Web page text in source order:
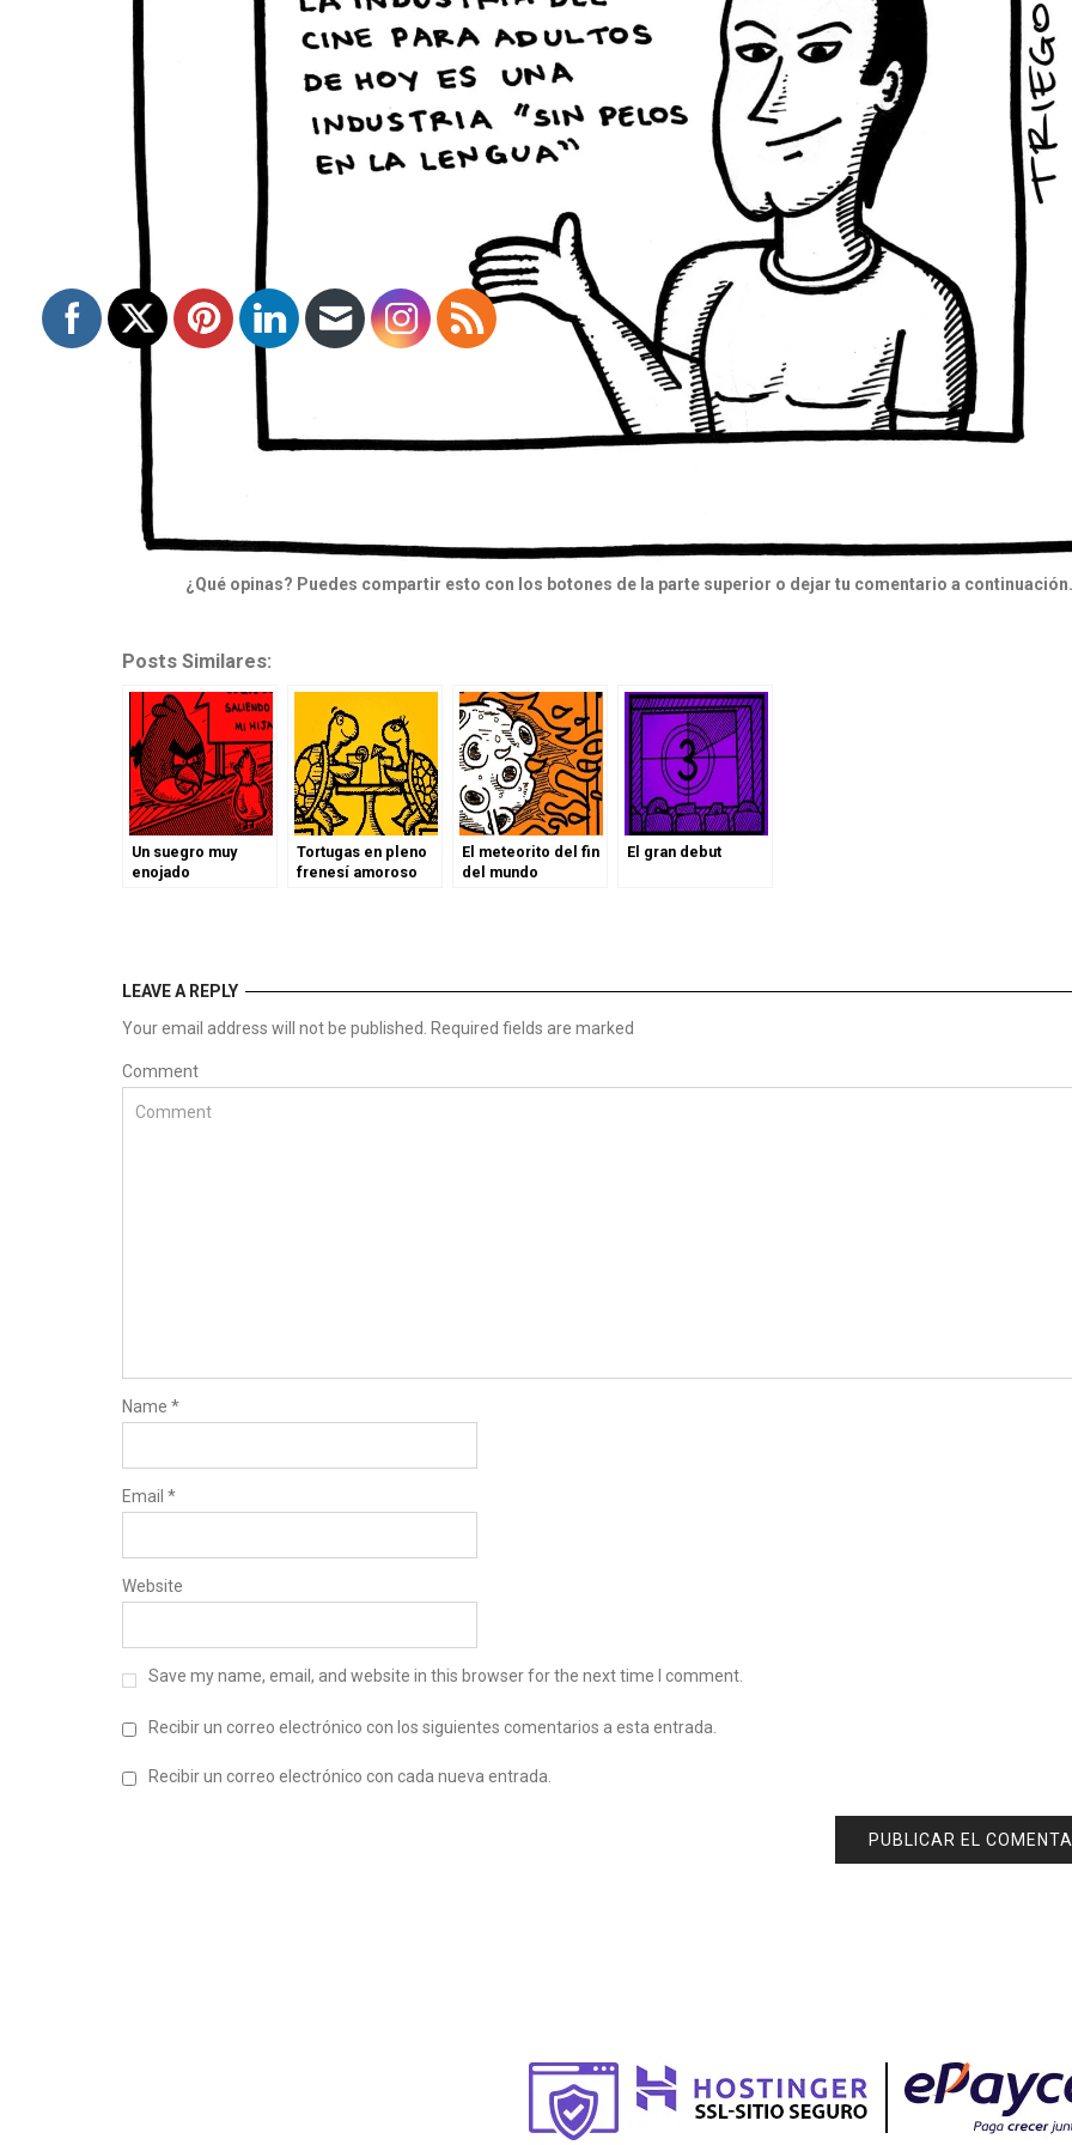
¿Qué opinas? Puedes compartir esto con los botones de la parte superior o dejar tu comentario a continuación.
Posts Similares:
Un suegro muy
enojado
Tortugas en pleno
frenesí amoroso
El meteorito del fin
del mundo
El gran debut
LEAVE A REPLY
Your email address will not be published. Required fields are marked
Comment
Name *
Email *
Website
Save my name, email, and website in this browser for the next time I comment.
Recibir un correo electrónico con los siguientes comentarios a esta entrada.
Recibir un correo electrónico con cada nueva entrada.